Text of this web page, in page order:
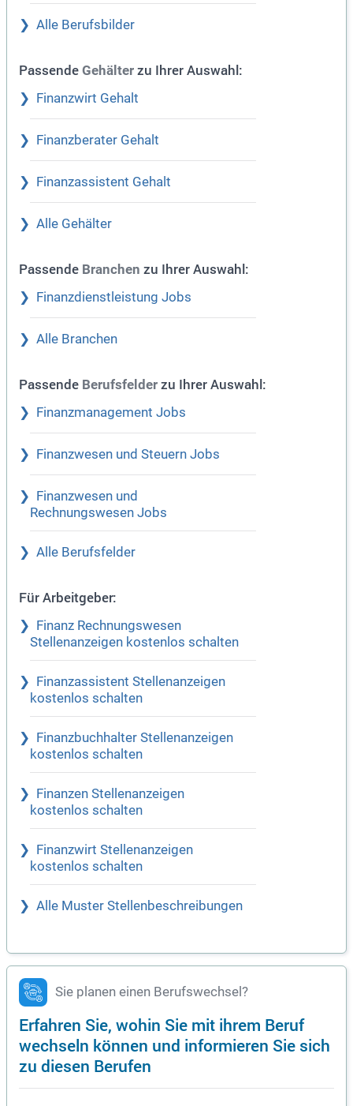
Alle Berufsbilder
Passende Gehälter zu Ihrer Auswahl:
Finanzwirt Gehalt
Finanzberater Gehalt
Finanzassistent Gehalt
Alle Gehälter
Passende Branchen zu Ihrer Auswahl:
Finanzdienstleistung Jobs
Alle Branchen
Passende Berufsfelder zu Ihrer Auswahl:
Finanzmanagement Jobs
Finanzwesen und Steuern Jobs
Finanzwesen und
Rechnungswesen Jobs
Alle Berufsfelder
Für Arbeitgeber:
Finanz Rechnungswesen
Stellenanzeigen kostenlos schalten
Finanzassistent Stellenanzeigen
kostenlos schalten
Finanzbuchhalter Stellenanzeigen
kostenlos schalten
Finanzen Stellenanzeigen
kostenlos schalten
Finanzwirt Stellenanzeigen
kostenlos schalten
Alle Muster Stellenbeschreibungen
Sie planen einen Berufswechsel?
Erfahren Sie, wohin Sie mit ihrem Beruf
wechseln können und informieren Sie sich
zu diesen Berufen